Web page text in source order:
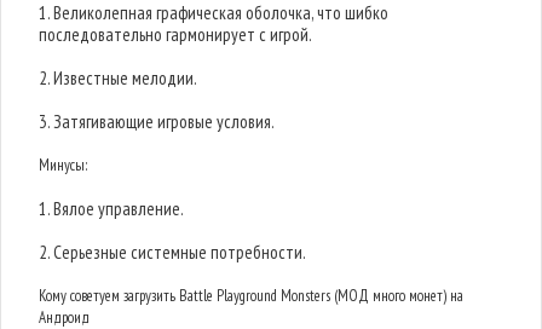
1. Великолепная графическая оболочка, что шибко
последовательно гармонирует с игрой.
2. Известные мелодии.
3. Затягивающие игровые условия.
Минусы:
1. Вялое управление.
2. Серьезные системные потребности.
Кому советуем загрузить Battle Playground Monsters (МОД много монет) на
Андроид